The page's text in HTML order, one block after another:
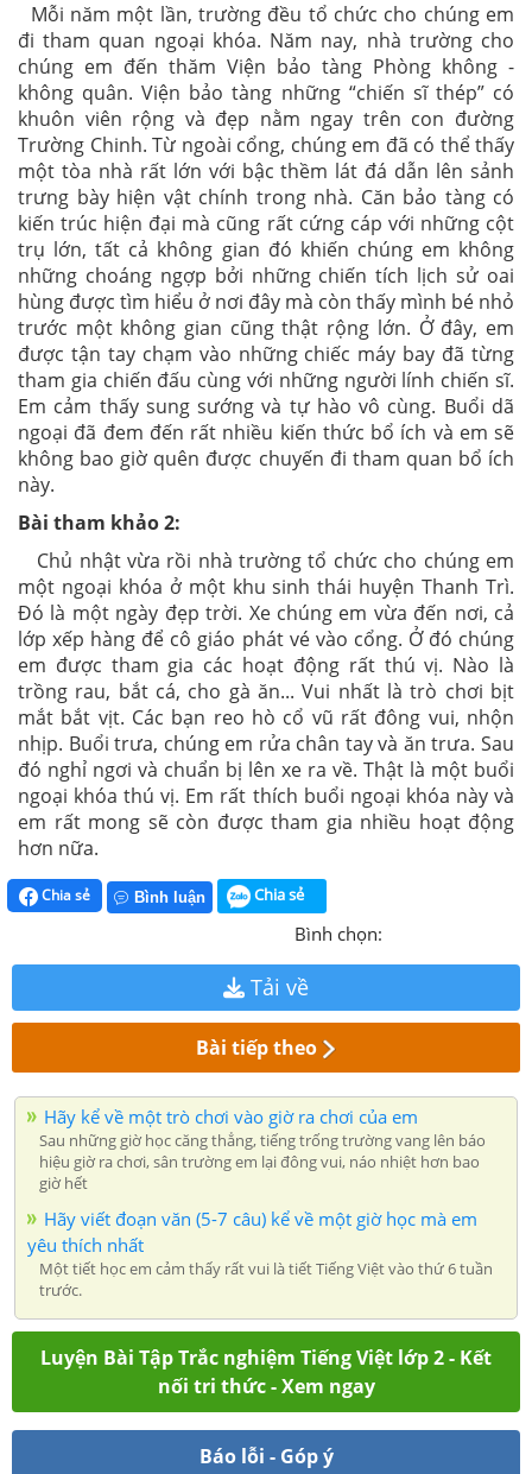
Mỗi năm một lần, trường đều tổ chức cho chúng em
đi tham quan ngoại khóa. Năm nay, nhà trường cho
chúng em đến thăm Viện bảo tàng Phòng không -
không quân.Viện bảo tàng những “chiến sĩ thép” có
khuôn viên rộng và đẹp nằm ngay trên con đường
Trường Chinh. Từ ngoài cổng, chúng em đã có thể thấy
một tòa nhà rất lớn với bậc thềm lát đá dẫn lên sảnh
trưng bày hiện vật chính trong nhà. Căn bảo tàng có
kiến trúc hiện đại mà cũng rất cứng cáp với những cột
trụ lớn, tất cả không gian đó khiến chúng em không
những choáng ngợp bởi những chiến tích lịch sử oai
hùng được tìm hiểu ở nơi đây mà còn thấy mình bé nhỏ
trước một không gian cũng thật rộng lớn. Ở đây, em
được tận tay chạm vào những chiếc máy bay đã từng
tham gia chiến đấu cùng với những người lính chiến sĩ.
Em cảm thấy sung sướng và tự hào vô cùng. Buổi dã
ngoại đã đem đến rất nhiều kiến thức bổ ích và em sẽ
không bao giờ quên được chuyến đi tham quan bổ ích
này.
Bài tham khảo 2:
Chủ nhật vừa rồi nhà trường tổ chức cho chúng em
một ngoại khóa ở một khu sinh thái huyện Thanh Trì.
Đó là một ngày đẹp trời. Xe chúng em vừa đến nơi, cả
lớp xếp hàng để cô giáo phát vé vào cổng. Ở đó chúng
em được tham gia các hoạt động rất thú vị. Nào là
trồng rau, bắt cá, cho gà ăn... Vui nhất là trò chơi bịt
mắt bắt vịt. Các bạn reo hò cổ vũ rất đông vui, nhộn
nhịp. Buổi trưa, chúng em rửa chân tay và ăn trưa. Sau
đó nghỉ ngơi và chuẩn bị lên xe ra về. Thật là một buổi
ngoại khóa thú vị. Em rất thích buổi ngoại khóa này và
em rất mong sẽ còn được tham gia nhiều hoạt động
hơn nữa.
Chia sẻ Bình luận Chia sẻ
Bình chọn:
Tải về
Bài tiếp theo
Hãy kể về một trò chơi vào giờ ra chơi của em
Sau những giờ học căng thẳng, tiếng trống trường vang lên báo
hiệu giờ ra chơi, sân trường em lại đông vui, náo nhiệt hơn bao
giờ hết
Hãy viết đoạn văn (5-7 câu) kể về một giờ học mà em
yêu thích nhất
Một tiết học em cảm thấy rất vui là tiết Tiếng Việt vào thứ 6 tuần
trước.
Luyện Bài Tập Trắc nghiệm Tiếng Việt lớp 2 - Kết
nối tri thức - Xem ngay
Báo lỗi - Góp ý